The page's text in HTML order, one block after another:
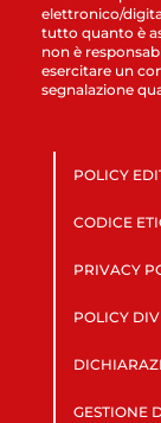
elettronico/
tutto quanto è
non è
esercitare un
segnalazione
POLICY
CODICE
PRIVACY
POLICY
GESTIONE